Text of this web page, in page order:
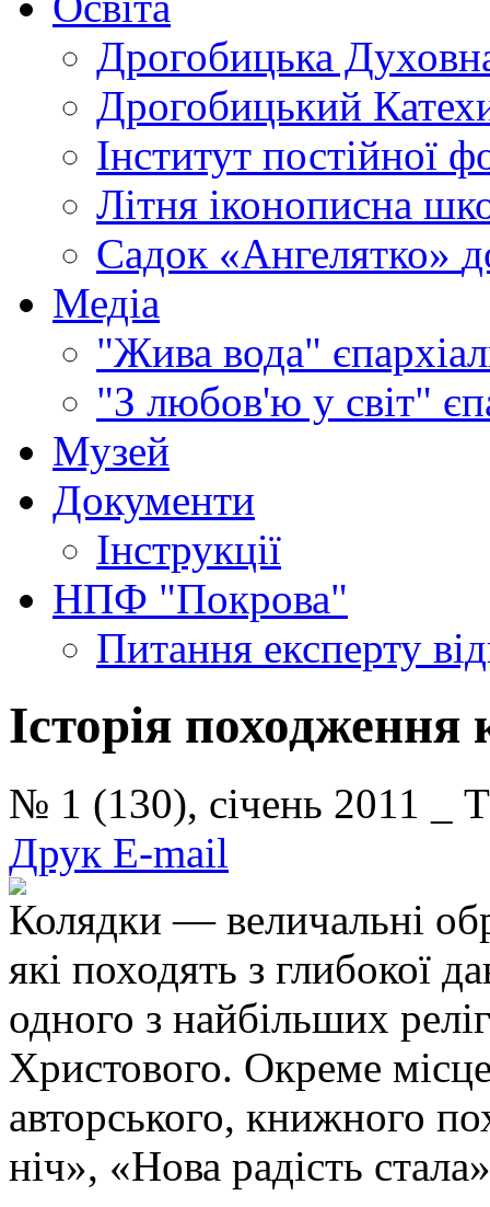
Дрогобицька
Дрогобицький
Інститут постійної
Літня іконописна
Садок «Ангелятко»
Медіа
"Жива вода"
"З любов'ю у світ"
Музей
Документи
Інструкції
НПФ "Покрова"
Питання експерту
Історія походження
№ 1 (130), січень 2011
Друк E-mail
Колядки — величальні
які походять з глибокої
одного з найбільших
Христового. Окреме
авторського, книжного
ніч», «Нова радість